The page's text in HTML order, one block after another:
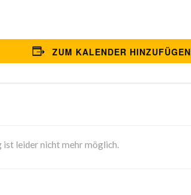
ZUM KALENDER HINZUFÜGEN
ist leider nicht mehr möglich.